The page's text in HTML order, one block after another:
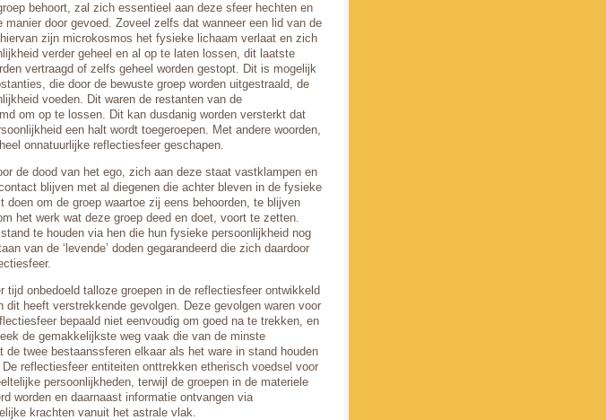
behoort, zal zich essentieel aan deze sfeer hechten en
manier door gevoed. Zoveel zelfs dat wanneer een lid van de
zijn microkosmos het fysieke lichaam verlaat en zich
verder geheel en al op te laten lossen, dit laatste
vertraagd of zelfs geheel worden gestopt. Dit is mogelijk
die door de bewuste groep worden uitgestraald, de
voeden. Dit waren de restanten van de
om op te lossen. Dit kan dusdanig worden versterkt dat
een halt wordt toegeroepen. Met andere woorden,
onnatuurlijke reflectiesfeer geschapen.
de dood van het ego, zich aan deze staat vastklampen en
blijven met al diegenen die achter bleven in de fysieke
doen om de groep waartoe zij eens behoorden, te blijven
het werk wat deze groep deed en doet, voort te zetten.
te houden via hen die hun fysieke persoonlijkheid nog
van de ‘levende’ doden gegarandeerd die zich daardoor
tijd onbedoeld talloze groepen in de reflectiesfeer ontwikkeld
dit heeft verstrekkende gevolgen. Deze gevolgen waren voor
bepaald niet eenvoudig om goed na te trekken, en
de gemakkelijkste weg vaak die van de minste
de twee bestaanssferen elkaar als het ware in stand houden
reflectiesfeer entiteiten onttrekken etherisch voedsel voor
persoonlijkheden, terwijl de groepen in de materiele
worden en daarnaast informatie ontvangen via
krachten vanuit het astrale vlak.